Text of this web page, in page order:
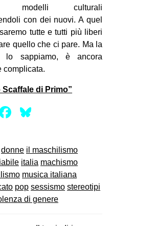
modelli culturali
con dei nuovi. A quel
tutte e tutti più liberi
quello che ci pare. Ma la
lo sappiamo, è ancora
complicata.
Scaffale di Primo”
Facebook
donne il maschilismo
italia machismo
musica italiana
pop sessismo stereotipi
di genere